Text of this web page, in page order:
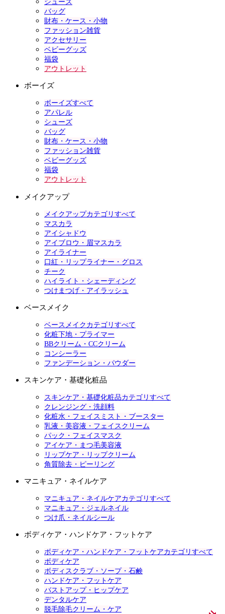
シューズ
バッグ
財布・ケース・小物
ファッション雑貨
アクセサリー
ベビーグッズ
福袋
アウトレット
ボーイズ
ボーイズすべて
アパレル
シューズ
バッグ
財布・ケース・小物
ファッション雑貨
ベビーグッズ
福袋
アウトレット
メイクアップ
メイクアップカテゴリすべて
マスカラ
アイシャドウ
アイブロウ・眉マスカラ
アイライナー
口紅・リップライナー・グロス
チーク
ハイライト・シェーディング
つけまつげ・アイラッシュ
ベースメイク
ベースメイクカテゴリすべて
化粧下地・プライマー
BBクリーム・CCクリーム
コンシーラー
ファンデーション・パウダー
スキンケア・基礎化粧品
スキンケア・基礎化粧品カテゴリすべて
クレンジング・洗顔料
化粧水・フェイスミスト・ブースター
乳液・美容液・フェイスクリーム
パック・フェイスマスク
アイケア・まつ毛美容液
リップケア・リップクリーム
角質除去・ピーリング
マニキュア・ネイルケア
マニキュア・ネイルケアカテゴリすべて
マニキュア・ジェルネイル
つけ爪・ネイルシール
ボディケア・ハンドケア・フットケア
ボディケア・ハンドケア・フットケアカテゴリすべて
ボディケア
ボディスクラブ・ソープ・石鹸
ハンドケア・フットケア
バストアップ・ヒップケア
デンタルケア
脱毛除毛クリーム・ケア